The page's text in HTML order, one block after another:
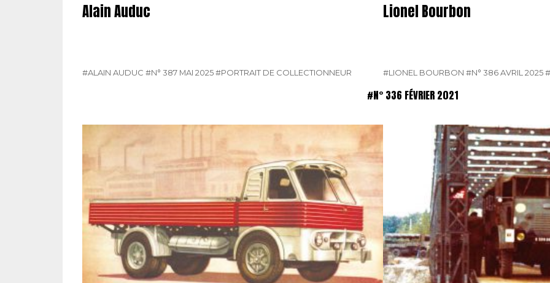
Alain Auduc
#ALAIN AUDUC #N° 387 MAI 2025#PORTRAIT DE COLLECTIONNEUR
Lionel Bourbon
#LIONEL BOURBON #N° 386 AVRIL 2025
#N° 336 FÉVRIER 2021